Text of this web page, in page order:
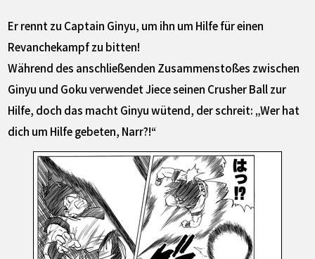
Er rennt zu Captain Ginyu, um ihn um Hilfe für einen
Revanchekampf zu bitten!
Während des anschließenden Zusammenstoßes zwischen
Ginyu und Goku verwendet Jiece seinen Crusher Ball zur
Hilfe, doch das macht Ginyu wütend, der schreit: „Wer hat
dich um Hilfe gebeten, Narr?!“